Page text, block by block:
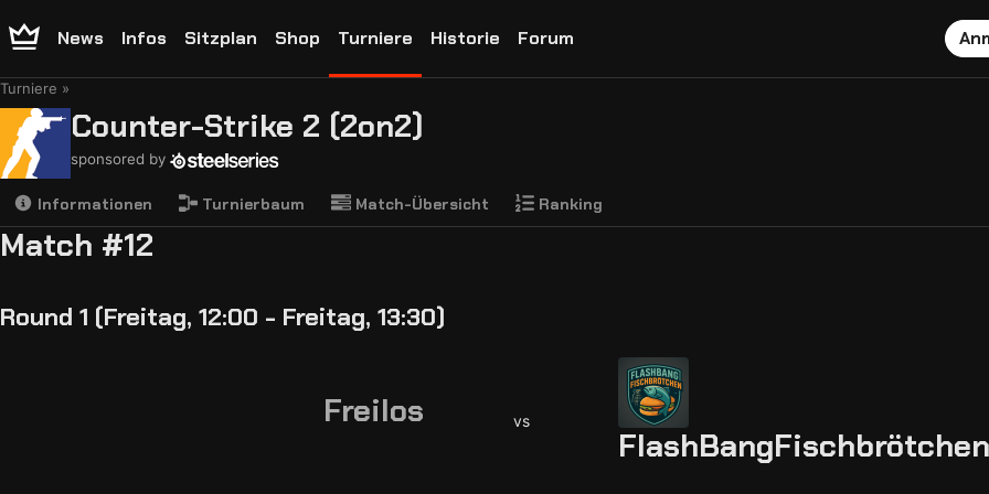
News Infos Sitzplan Shop Turniere Historie Forum
Turniere
Counter-Strike 2 (2on2)
sponsored by
Informationen Turnierbaum Match-Übersicht Ranking
Match #12
Round 1 (Freitag, 12:00 - Freitag, 13:30)
Freilos vs
FlashBangFischbrötchen